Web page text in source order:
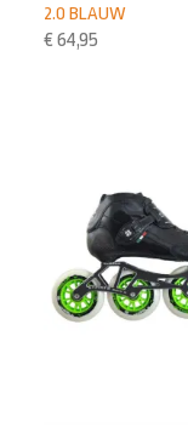
2.0 BLAUW
€ 64,95